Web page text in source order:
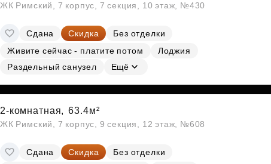
ЖК Римский, 7 корпус, 7 секция, 10 этаж, №430
Сдана Скидка
Без отделки
Живите сейчас - платите потом
Лоджия
Раздельный санузел
Ещё
2-комнатная, 63.4м²
ЖК Римский, 7 корпус, 9 секция, 12 этаж, №608
Сдана Скидка
Без отделки